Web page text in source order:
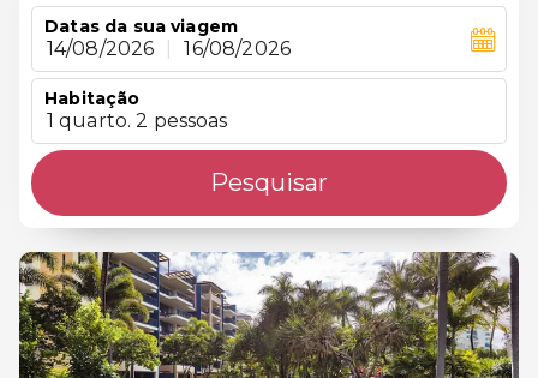
Datas da sua viagem
14/08/2026 16/08/2026
Habitação
1 quarto. 2 pessoas
Pesquisar